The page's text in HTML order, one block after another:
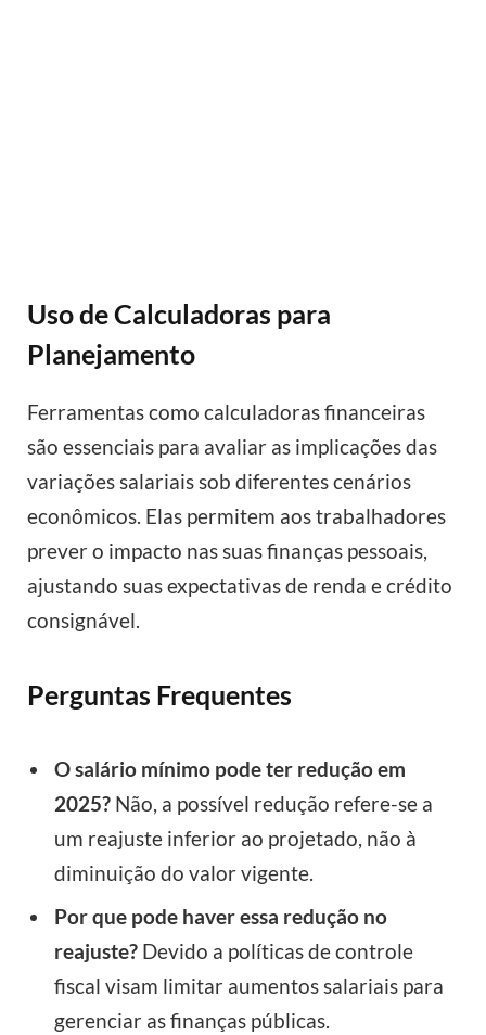
Uso de Calculadoras para
Planejamento
Ferramentas como calculadoras financeiras
são essenciais para avaliar as implicações das
variações salariais sob diferentes cenários
econômicos. Elas permitem aos trabalhadores
prever o impacto nas suas finanças pessoais,
ajustando suas expectativas de renda e crédito
consignável.
Perguntas Frequentes
O salário mínimo pode ter redução em
2025? Não, a possível redução refere-se a
um reajuste inferior ao projetado, não à
diminuição do valor vigente.
Por que pode haver essa redução no
reajuste? Devido a políticas de controle
fiscal visam limitar aumentos salariais para
gerenciar as finanças públicas.